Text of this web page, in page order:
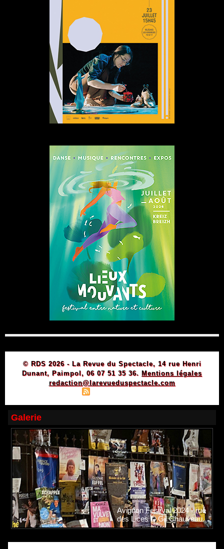
© RDS 2026 - La Revue du Spectacle, 14 rue Henri
Dunant, Paimpol, 06 07 51 35 36. Mentions légales
redaction@larevueduspectacle.com
Galerie
Avignon Festival 2024 - rue
des Lices © Gil Chauveau.